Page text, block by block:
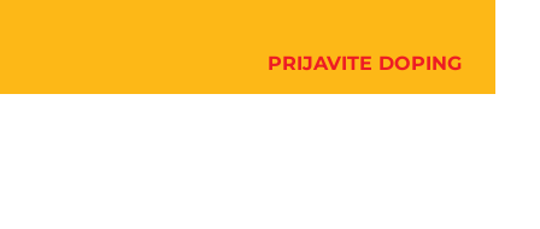
PRIJAVITE DOPING